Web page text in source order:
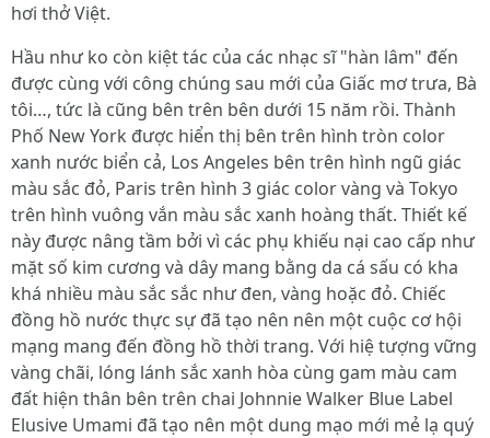
hơi thở Việt.
Hầu như ko còn kiệt tác của các nhạc sĩ "hàn lâm" đến
được cùng với công chúng sau mới của Giấc mơ trưa, Bà
tôi…, tức là cũng bên trên bên dưới 15 năm rồi. Thành
Phố New York được hiển thị bên trên hình tròn color
xanh nước biển cả, Los Angeles bên trên hình ngũ giác
màu sắc đỏ, Paris trên hình 3 giác color vàng và Tokyo
trên hình vuông vắn màu sắc xanh hoàng thất. Thiết kế
này được nâng tầm bởi vì các phụ khiếu nại cao cấp như
mặt số kim cương và dây mang bằng da cá sấu có kha
khá nhiều màu sắc sắc như đen, vàng hoặc đỏ. Chiếc
đồng hồ nước thực sự đã tạo nên nên một cuộc cơ hội
mạng mang đến đồng hồ thời trang. Với hiệ tượng vững
vàng chãi, lóng lánh sắc xanh hòa cùng gam màu cam
đất hiện thân bên trên chai Johnnie Walker Blue Label
Elusive Umami đã tạo nên một dung mạo mới mẻ lạ quý